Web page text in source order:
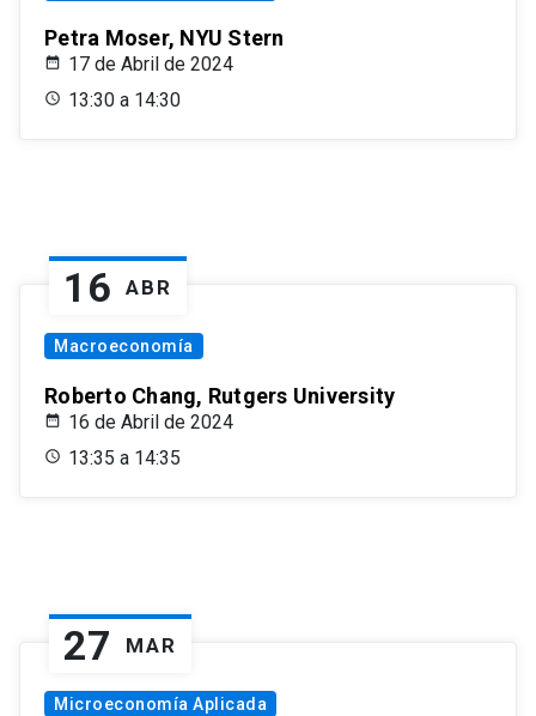
Petra Moser, NYU Stern
17 de Abril de 2024
13:30 a 14:30
16 ABR
Macroeconomía
Roberto Chang, Rutgers University
16 de Abril de 2024
13:35 a 14:35
27 MAR
Microeconomía Aplicada